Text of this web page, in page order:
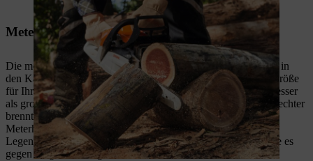
Der ganze Stamm muss zu Brennholz gesägt werden.
Meterholz spalten – Schritt für Schritt
Die meterlangen Stammstücke können so natürlich noch nicht in
den Kamin. Das Holz dickerer Bäume muss auf die richtige Größe
für Ihren Kamin gebracht werden – und trocknet dann auch besser
als große Stammstücke. Das ist wichtig, da feuchtes Holz schlechter
brennt und Ruß und Rauch freisetzt. Und so spalten Sie das
Meterholz.
Legen Sie das Meterholz längs auf den Boden und fixieren Sie es
gegen mögliches Wegrollen.